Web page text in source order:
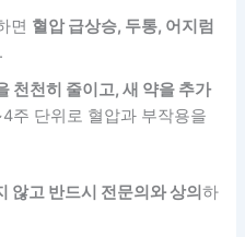
면 혈압 급상승, 두통, 어지럼
천천히 줄이고, 새 약을 추가
주 단위로 혈압과 부작용을
않고 반드시 전문의와 상의하